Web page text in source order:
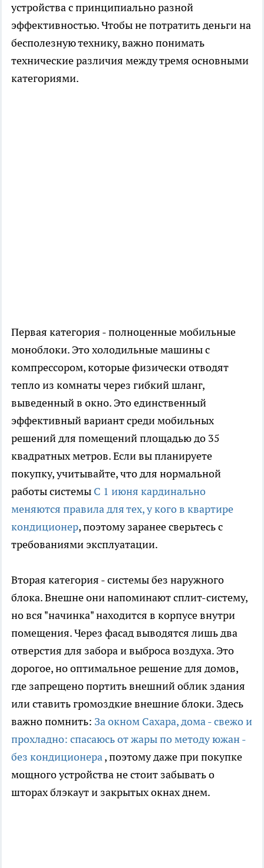
устройства с принципиально разной
эффективностью. Чтобы не потратить деньги на
бесполезную технику, важно понимать
технические различия между тремя основными
категориями.
Первая категория - полноценные мобильные
моноблоки. Это холодильные машины с
компрессором, которые физически отводят
тепло из комнаты через гибкий шланг,
выведенный в окно. Это единственный
эффективный вариант среди мобильных
решений для помещений площадью до 35
квадратных метров. Если вы планируете
покупку, учитывайте, что для нормальной
работы системы С 1 июня кардинально
меняются правила для тех, у кого в квартире
кондиционер, поэтому заранее сверьтесь с
требованиями эксплуатации.
Вторая категория - системы без наружного
блока. Внешне они напоминают сплит-систему,
но вся "начинка" находится в корпусе внутри
помещения. Через фасад выводятся лишь два
отверстия для забора и выброса воздуха. Это
дорогое, но оптимальное решение для домов,
где запрещено портить внешний облик здания
или ставить громоздкие внешние блоки. Здесь
важно помнить: За окном Сахара, дома - свежо и
прохладно: спасаюсь от жары по методу южан -
без кондиционера, поэтому даже при покупке
мощного устройства не стоит забывать о
шторах блэкаут и закрытых окнах днем.